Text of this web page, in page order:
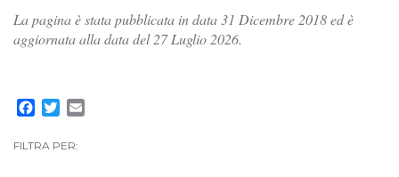
La pagina è stata pubblicata in data 31 Dicembre 2018 ed è
aggiornata alla data del 27 Luglio 2026.
Facebook
Twitter
FILTRA PER: